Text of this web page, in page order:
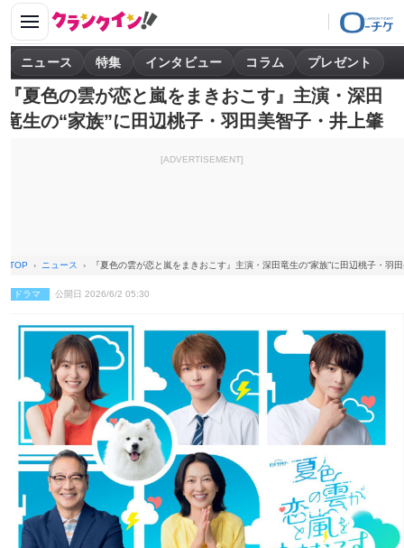
ニュース 特集 インタビュー コラム プレゼント
『夏色の雲が恋と嵐をまきおこす』主演・深田
竜生の“家族”に田辺桃子・羽田美智子・井上肇
[ADVERTISEMENT]
TOP ニュース 『夏色の雲が恋と嵐をまきおこす』主演・深田竜生の“家族”に田辺桃子・羽
ドラマ 公開日 2026/6/2 05:30